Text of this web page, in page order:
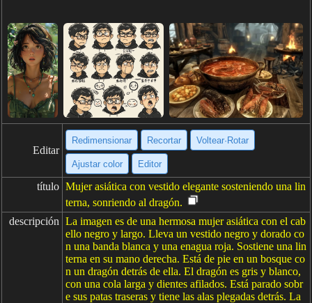
Editar
Redimensionar Recortar Voltear·Rotar
Ajustar color Editor
título Mujer asiática con vestido elegante sosteniendo una lin
terna, sonriendo al dragón.
descripción La imagen es de una hermosa mujer asiática con el cab
ello negro y largo. Lleva un vestido negro y dorado co
n una banda blanca y una enagua roja. Sostiene una lin
terna en su mano derecha. Está de pie en un bosque co
n un dragón detrás de ella. El dragón es gris y blanco,
con una cola larga y dientes afilados. Está parado sobr
e sus patas traseras y tiene las alas plegadas detrás. La